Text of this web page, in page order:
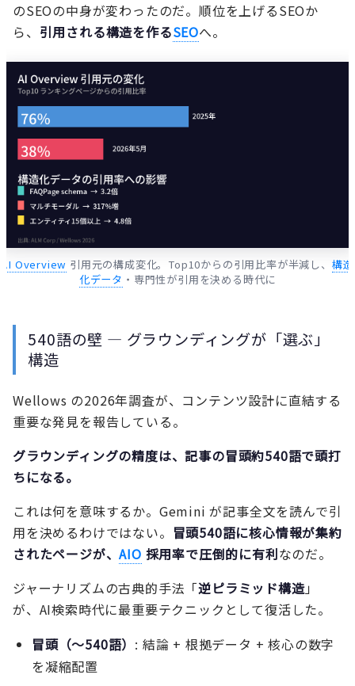
のSEOの中身が変わったのだ。順位を上げるSEOか
ら、 引用される構造を作るSEOへ。
AI Overview 引用元の構成変化。Top10からの引用比率が半減し、 構造
化データ ・専門性が引用を決める時代に
540語の壁 — グラウンディングが「選ぶ」
構造
Wellows の2026年調査が、コンテンツ設計に直結する
重要な発見を報告している。
グラウンディングの精度は、記事の冒頭約540語で頭打
ちになる。
これは何を意味するか。Gemini が記事全文を読んで引
用を決めるわけではない。 冒頭540語に核心情報が集約
されたページが、AIO 採用率で圧倒的に有利なのだ。
ジャーナリズムの古典的手法「逆ピラミッド構造」
が、AI検索時代に最重要テクニックとして復活した。
冒頭（〜540語） : 結論 + 根拠データ + 核心の数字
を凝縮配置